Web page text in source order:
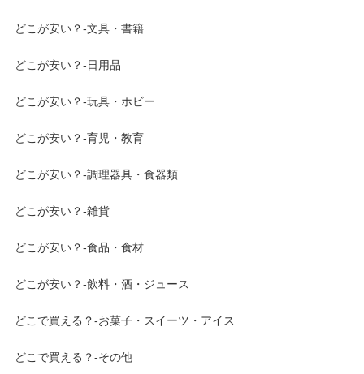
どこが安い？-文具・書籍
どこが安い？-日用品
どこが安い？-玩具・ホビー
どこが安い？-育児・教育
どこが安い？-調理器具・食器類
どこが安い？-雑貨
どこが安い？-食品・食材
どこが安い？-飲料・酒・ジュース
どこで買える？-お菓子・スイーツ・アイス
どこで買える？-その他